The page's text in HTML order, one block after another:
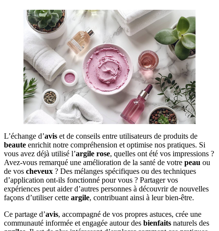
L’échange d’avis et de conseils entre utilisateurs de produits de
beaute enrichit notre compréhension et optimise nos pratiques. Si
vous avez déjà utilisé l’argile rose, quelles ont été vos impressions ?
Avez-vous remarqué une amélioration de la santé de votre peau ou
de vos cheveux ? Des mélanges spécifiques ou des techniques
d’application ont-ils fonctionné pour vous ? Partager vos
expériences peut aider d’autres personnes à découvrir de nouvelles
façons d’utiliser cette argile, contribuant ainsi à leur bien-être.
Ce partage d’avis, accompagné de vos propres astuces, crée une
communauté informée et engagée autour des bienfaits naturels des